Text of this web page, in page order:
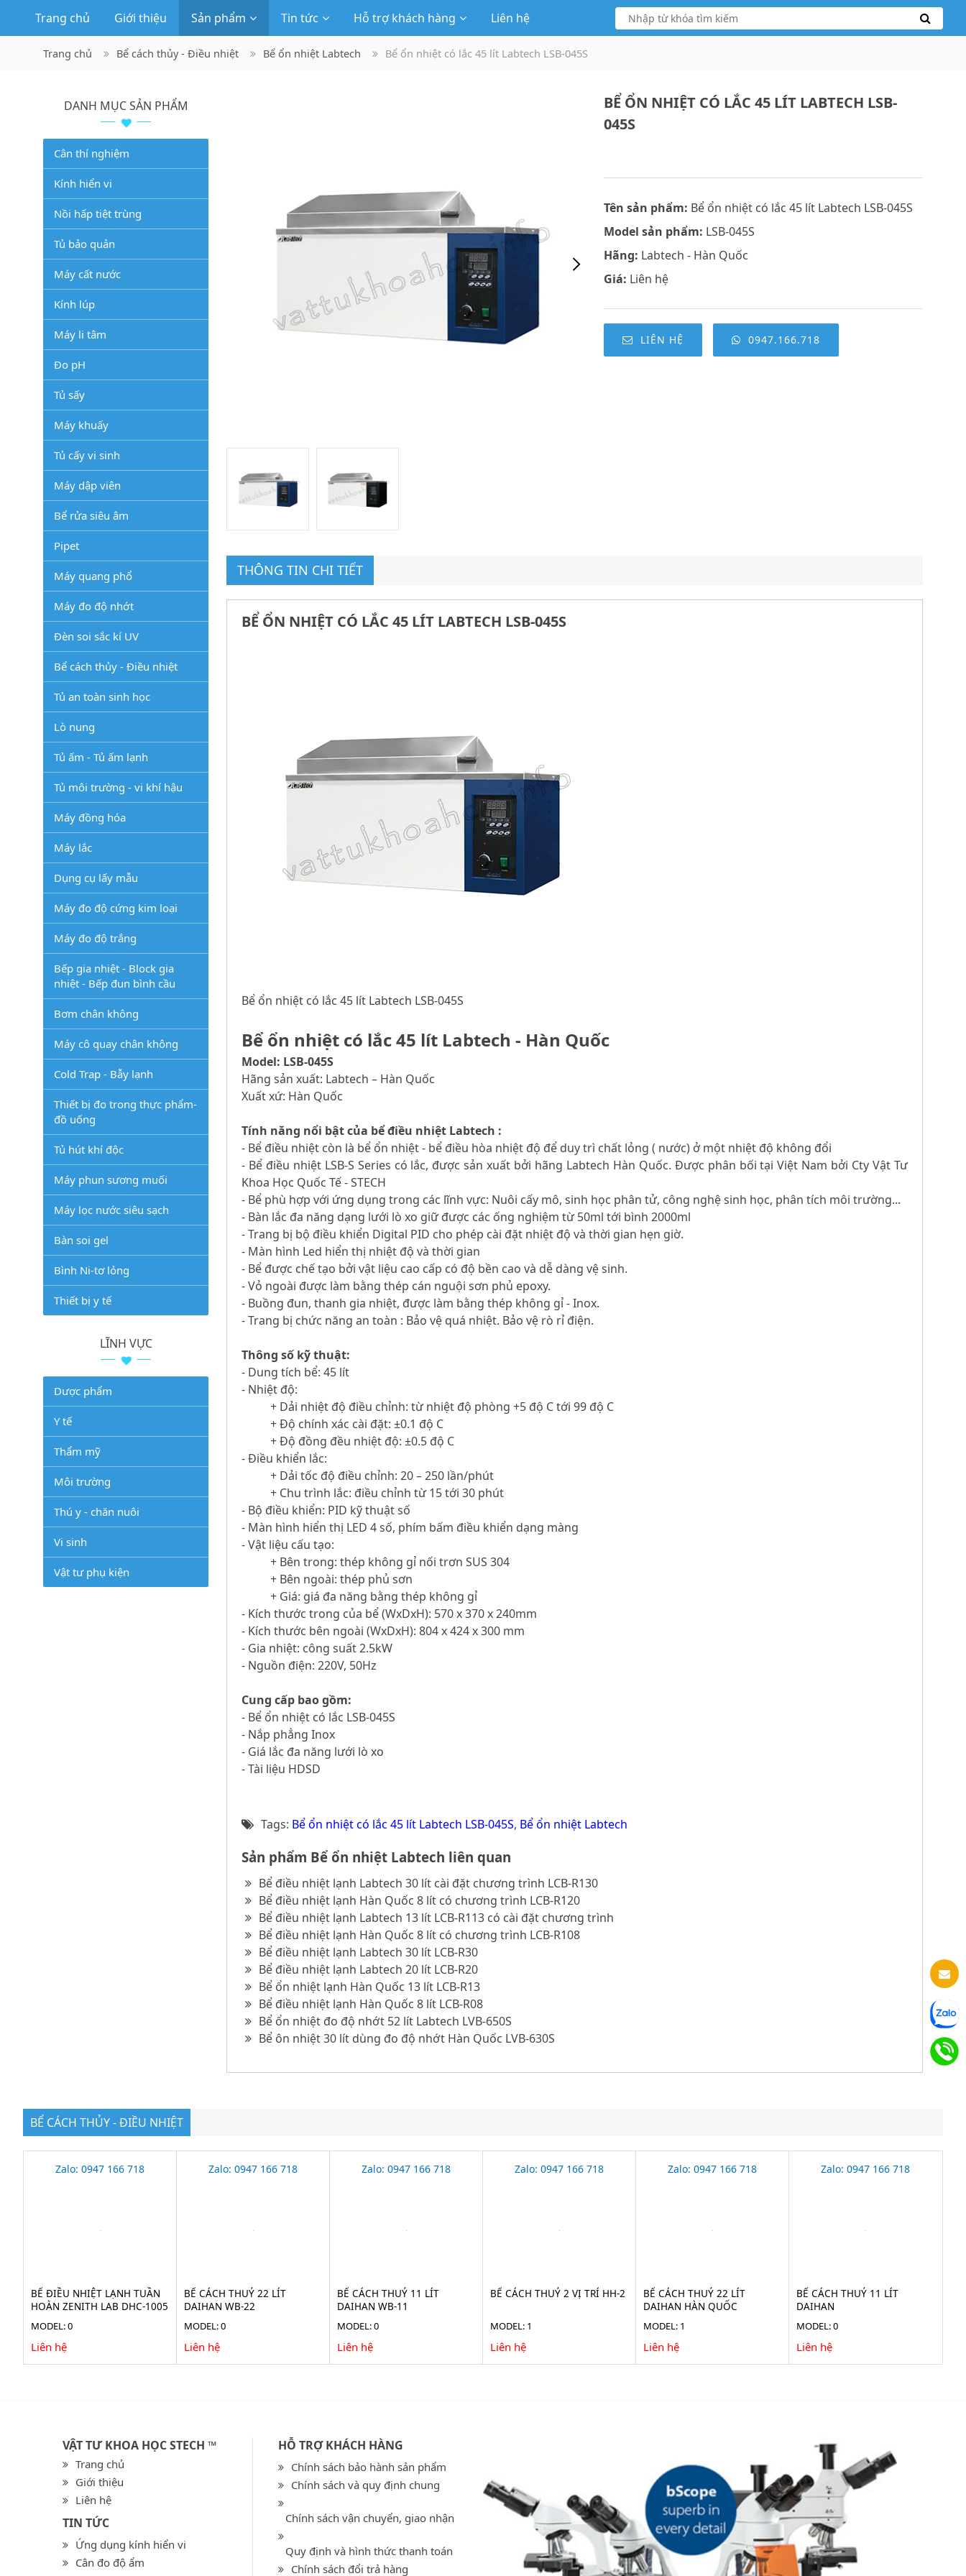
Trang chủ Giới thiệu Sản phẩm Tin tức Hỗ trợ khách hàng Liên hệ
Trang chủ Bể cách thủy - Điều nhiệt Bể ổn nhiệt Labtech Bể ổn nhiệt có lắc 45 lít Labtech LSB-045S
BỂ ỔN NHIỆT CÓ LẮC 45 LÍT LABTECH LSB-
045S
Tên sản phẩm: Bể ổn nhiệt có lắc 45 lít Labtech LSB-045S
Model sản phẩm: LSB-045S
Hãng: Labtech - Hàn Quốc
Giá: Liên hệ
LIÊN HỆ 0947.166.718
THÔNG TIN CHI TIẾT
BỂ ỔN NHIỆT CÓ LẮC 45 LÍT LABTECH LSB-045S
Bể ổn nhiệt có lắc 45 lít Labtech LSB-045S
Bể ổn nhiệt có lắc 45 lít Labtech - Hàn Quốc
Model: LSB-045S
Hãng sản xuất: Labtech – Hàn Quốc
Xuất xứ: Hàn Quốc
Tính năng nổi bật của bể điều nhiệt Labtech :
- Bể điều nhiệt còn là bể ổn nhiệt - bể điều hòa nhiệt độ để duy trì chất lỏng ( nước) ở một nhiệt độ không đổi
- Bể điều nhiệt LSB-S Series có lắc, được sản xuất bởi hãng Labtech Hàn Quốc. Được phân bối tại Việt Nam bởi Cty Vật Tư
Khoa Học Quốc Tế - STECH
- Bể phù hợp với ứng dụng trong các lĩnh vực: Nuôi cấy mô, sinh học phân tử, công nghệ sinh học, phân tích môi trường...
- Bàn lắc đa năng dạng lưới lò xo giữ được các ống nghiệm từ 50ml tới bình 2000ml
- Trang bị bộ điều khiển Digital PID cho phép cài đặt nhiệt độ và thời gian hẹn giờ.
- Màn hình Led hiển thị nhiệt độ và thời gian
- Bể được chế tạo bởi vật liệu cao cấp có độ bền cao và dễ dàng vệ sinh.
- Vỏ ngoài được làm bằng thép cán nguội sơn phủ epoxy.
- Buồng đun, thanh gia nhiệt, được làm bằng thép không gỉ - Inox.
- Trang bị chức năng an toàn : Bảo vệ quá nhiệt. Bảo vệ rò rỉ điện.
Thông số kỹ thuật:
- Dung tích bể: 45 lít
- Nhiệt độ:
+ Dải nhiệt độ điều chỉnh: từ nhiệt độ phòng +5 độ C tới 99 độ C
+ Độ chính xác cài đặt: ±0.1 độ C
+ Độ đồng đều nhiệt độ: ±0.5 độ C
- Điều khiển lắc:
+ Dải tốc độ điều chỉnh: 20 – 250 lần/phút
+ Chu trình lắc: điều chỉnh từ 15 tới 30 phút
- Bộ điều khiển: PID kỹ thuật số
- Màn hình hiển thị LED 4 số, phím bấm điều khiển dạng màng
- Vật liệu cấu tạo:
+ Bên trong: thép không gỉ nối trơn SUS 304
+ Bên ngoài: thép phủ sơn
+ Giá: giá đa năng bằng thép không gỉ
- Kích thước trong của bể (WxDxH): 570 x 370 x 240mm
- Kích thước bên ngoài (WxDxH): 804 x 424 x 300 mm
- Gia nhiệt: công suất 2.5kW
- Nguồn điện: 220V, 50Hz
Cung cấp bao gồm:
- Bể ổn nhiệt có lắc LSB-045S
- Nắp phẳng Inox
- Giá lắc đa năng lưới lò xo
- Tài liệu HDSD
Tags: Bể ổn nhiệt có lắc 45 lít Labtech LSB-045S, Bể ổn nhiệt Labtech
Sản phẩm Bể ổn nhiệt Labtech liên quan
Bể điều nhiệt lạnh Labtech 30 lít cài đặt chương trình LCB-R130
Bể điều nhiệt lạnh Hàn Quốc 8 lít có chương trình LCB-R120
Bể điều nhiệt lạnh Labtech 13 lít LCB-R113 có cài đặt chương trình
Bể điều nhiệt lạnh Hàn Quốc 8 lít có chương trình LCB-R108
Bể điều nhiệt lạnh Labtech 30 lít LCB-R30
Bể điều nhiệt lạnh Labtech 20 lít LCB-R20
Bể ổn nhiệt lạnh Hàn Quốc 13 lít LCB-R13
Bể điều nhiệt lạnh Hàn Quốc 8 lít LCB-R08
Bể ổn nhiệt đo độ nhớt 52 lít Labtech LVB-650S
Bể ôn nhiệt 30 lít dùng đo độ nhớt Hàn Quốc LVB-630S
DANH MỤC SẢN PHẨM
Cân thí nghiệm
Kính hiển vi
Nồi hấp tiệt trùng
Tủ bảo quản
Máy cất nước
Kính lúp
Máy li tâm
Đo pH
Tủ sấy
Máy khuấy
Tủ cấy vi sinh
Máy dập viên
Bể rửa siêu âm
Pipet
Máy quang phổ
Máy đo độ nhớt
Đèn soi sắc kí UV
Bể cách thủy - Điều nhiệt
Tủ an toàn sinh học
Lò nung
Tủ ấm - Tủ ấm lạnh
Tủ môi trường - vi khí hậu
Máy đồng hóa
Máy lắc
Dụng cụ lấy mẫu
Máy đo độ cứng kim loại
Máy đo độ trắng
Bếp gia nhiệt - Block gia
nhiệt - Bếp đun bình cầu
Bơm chân không
Máy cô quay chân không
Cold Trap - Bẫy lạnh
Thiết bị đo trong thực phẩm-
đồ uống
Tủ hút khí độc
Máy phun sương muối
Máy lọc nước siêu sạch
Bàn soi gel
Bình Ni-tơ lỏng
Thiết bị y tế
LĨNH VỰC
Dược phẩm
Y tế
Thẩm mỹ
Môi trường
Thú y - chăn nuôi
Vi sinh
Vật tư phụ kiện
BỂ CÁCH THỦY - ĐIỀU NHIỆT
Zalo: 0947 166 718
BỂ ĐIỀU NHIỆT LẠNH TUẦN
HOÀN ZENITH LAB DHC-1005
MODEL: 0
Liên hệ
Zalo: 0947 166 718
BỂ CÁCH THUỶ 22 LÍT
DAIHAN WB-22
MODEL: 0
Liên hệ
Zalo: 0947 166 718
BỂ CÁCH THUỶ 11 LÍT
DAIHAN WB-11
MODEL: 0
Liên hệ
Zalo: 0947 166 718
BỂ CÁCH THUỶ 2 VỊ TRÍ HH-2
MODEL: 1
Liên hệ
Zalo: 0947 166 718
BỂ CÁCH THUỶ 22 LÍT
DAIHAN HÀN QUỐC
MODEL: 1
Liên hệ
Zalo: 0947 166 718
BỂ CÁCH THUỶ 11 LÍT
DAIHAN
MODEL: 0
Liên hệ
VẬT TƯ KHOA HỌC STECH ™
Trang chủ
Giới thiệu
Liên hệ
TIN TỨC
Ứng dụng kính hiển vi
Cân đo độ ẩm
HỖ TRỢ KHÁCH HÀNG
Chính sách bảo hành sản phẩm
Chính sách và quy định chung
Chính sách vận chuyển, giao nhận
Quy định và hình thức thanh toán
Chính sách đổi trả hàng